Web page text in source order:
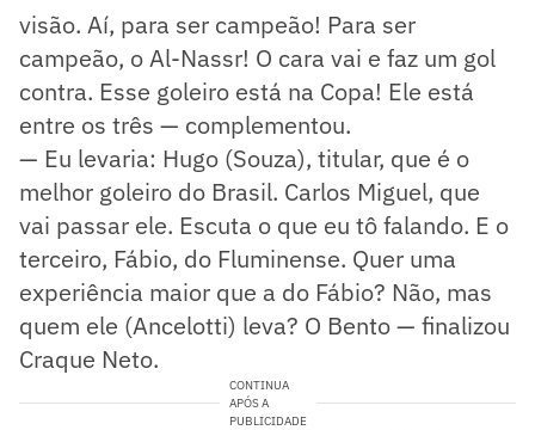
visão. Aí, para ser campeão! Para ser
campeão, o Al-Nassr! O cara vai e faz um gol
contra. Esse goleiro está na Copa! Ele está
entre os três — complementou.
— Eu levaria: Hugo (Souza), titular, que é o
melhor goleiro do Brasil. Carlos Miguel, que
vai passar ele. Escuta o que eu tô falando. E o
terceiro, Fábio, do Fluminense. Quer uma
experiência maior que a do Fábio? Não, mas
quem ele (Ancelotti) leva? O Bento — finalizou
Craque Neto.
CONTINUA
APÓS A
PUBLICIDADE